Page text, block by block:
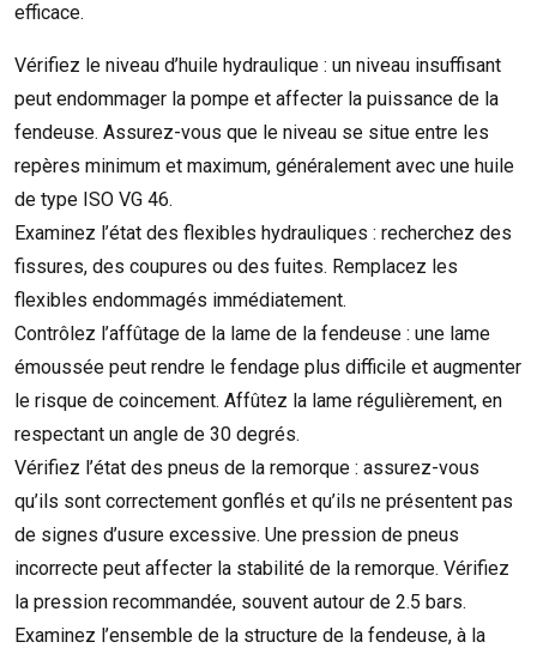
efficace.
Vérifiez le niveau d’huile hydraulique : un niveau insuffisant
peut endommager la pompe et affecter la puissance de la
fendeuse. Assurez-vous que le niveau se situe entre les
repères minimum et maximum, généralement avec une huile
de type ISO VG 46.
Examinez l’état des flexibles hydrauliques : recherchez des
fissures, des coupures ou des fuites. Remplacez les
flexibles endommagés immédiatement.
Contrôlez l’affûtage de la lame de la fendeuse : une lame
émoussée peut rendre le fendage plus difficile et augmenter
le risque de coincement. Affûtez la lame régulièrement, en
respectant un angle de 30 degrés.
Vérifiez l’état des pneus de la remorque : assurez-vous
qu’ils sont correctement gonflés et qu’ils ne présentent pas
de signes d’usure excessive. Une pression de pneus
incorrecte peut affecter la stabilité de la remorque. Vérifiez
la pression recommandée, souvent autour de 2.5 bars.
Examinez l’ensemble de la structure de la fendeuse, à la